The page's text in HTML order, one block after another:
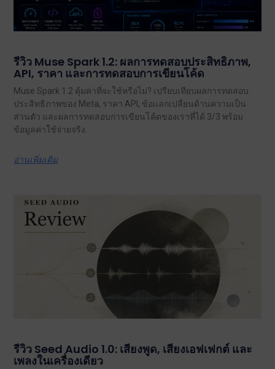
รีวิว Muse Spark 1.2: ผลการทดสอบประสิทธิภาพ,
API, ราคา และการทดสอบการเขียนโค้ด
Muse Spark 1.2 คุ้มค่าที่จะใช้หรือไม่? เปรียบเทียบผลการทดสอบ
ประสิทธิภาพของ Meta, ราคา API, ข้อแลกเปลี่ยนด้านความเป็น
ส่วนตัว และผลการทดสอบการเขียนโค้ดของเราที่ได้ 3/3 พร้อม
ข้อมูลค่าใช้จ่ายจริง.
อ่านเพิ่มเติม
รีวิว Seed Audio 1.0: เสียงพูด, เสียงเอฟเฟกต์ และ
เพลงในเครื่องเดียว